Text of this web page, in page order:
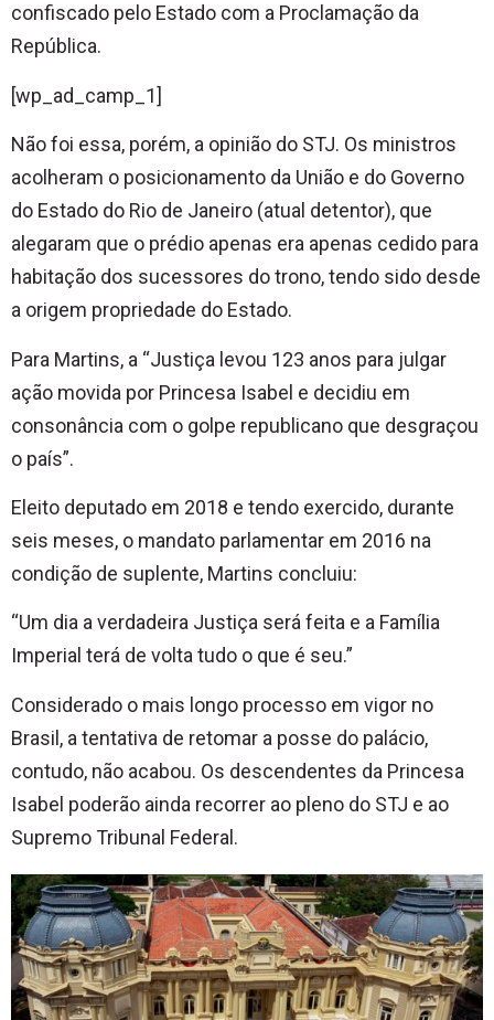
confiscado pelo Estado com a Proclamação da
República.
[wp_ad_camp_1]
Não foi essa, porém, a opinião do STJ. Os ministros
acolheram o posicionamento da União e do Governo
do Estado do Rio de Janeiro (atual detentor), que
alegaram que o prédio apenas era apenas cedido para
habitação dos sucessores do trono, tendo sido desde
a origem propriedade do Estado.
Para Martins, a “Justiça levou 123 anos para julgar
ação movida por Princesa Isabel e decidiu em
consonância com o golpe republicano que desgraçou
o país”.
Eleito deputado em 2018 e tendo exercido, durante
seis meses, o mandato parlamentar em 2016 na
condição de suplente, Martins concluiu:
“Um dia a verdadeira Justiça será feita e a Família
Imperial terá de volta tudo o que é seu.”
Considerado o mais longo processo em vigor no
Brasil, a tentativa de retomar a posse do palácio,
contudo, não acabou. Os descendentes da Princesa
Isabel poderão ainda recorrer ao pleno do STJ e ao
Supremo Tribunal Federal.